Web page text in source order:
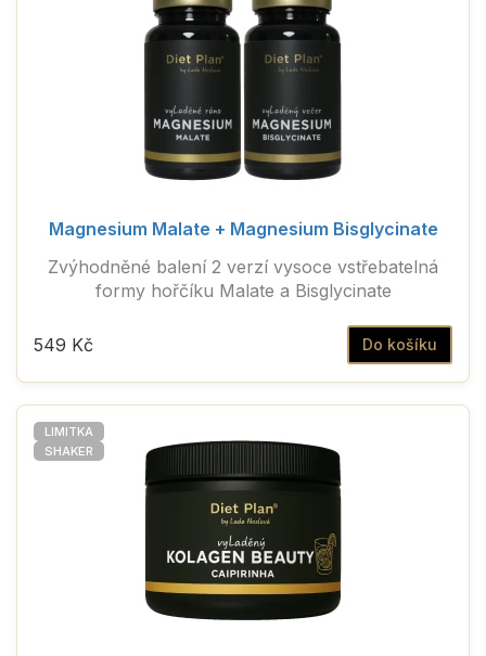
Magnesium Malate + Magnesium Bisglycinate
Zvýhodněné balení 2 verzí vysoce vstřebatelná
formy hořčíku Malate a Bisglycinate
Do košíku
549 Kč
LIMITKA
SHAKER